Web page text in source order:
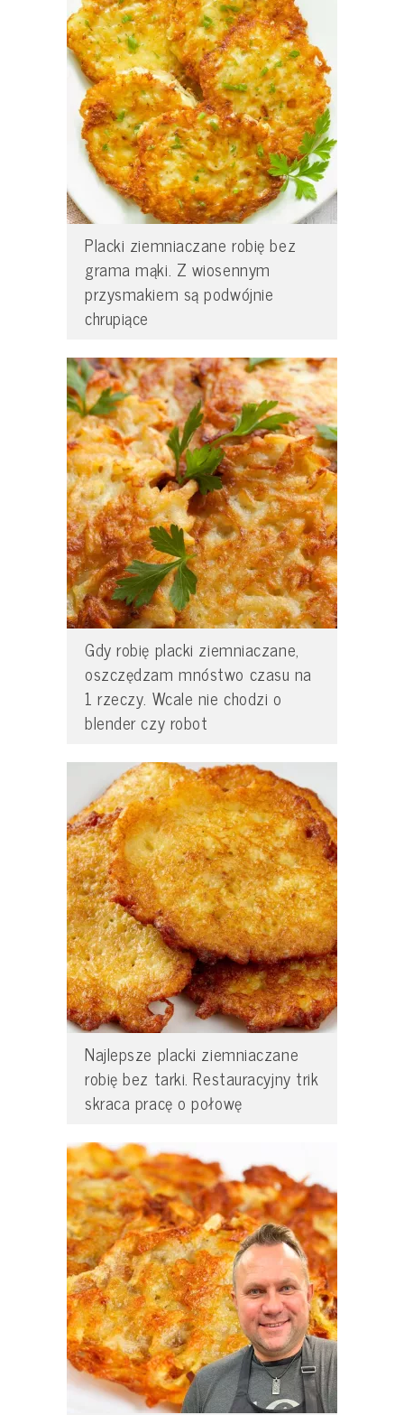
Placki ziemniaczane robię bez
grama mąki. Z wiosennym
przysmakiem są podwójnie
chrupiące
Gdy robię placki ziemniaczane,
oszczędzam mnóstwo czasu na
1 rzeczy. Wcale nie chodzi o
blender czy robot
Najlepsze placki ziemniaczane
robię bez tarki. Restauracyjny trik
skraca pracę o połowę